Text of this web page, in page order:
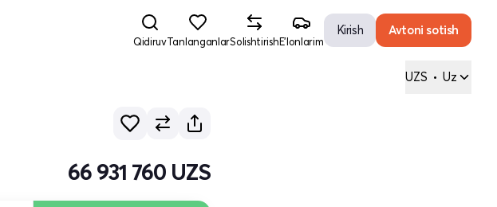
QidiruvTanlanganlarSolishtirishE'lonlarim
Kirish Avtoni sotish
UZS • Uz
66 931 760 UZS